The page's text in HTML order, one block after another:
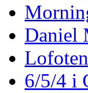
Daniel
6/5/4 i